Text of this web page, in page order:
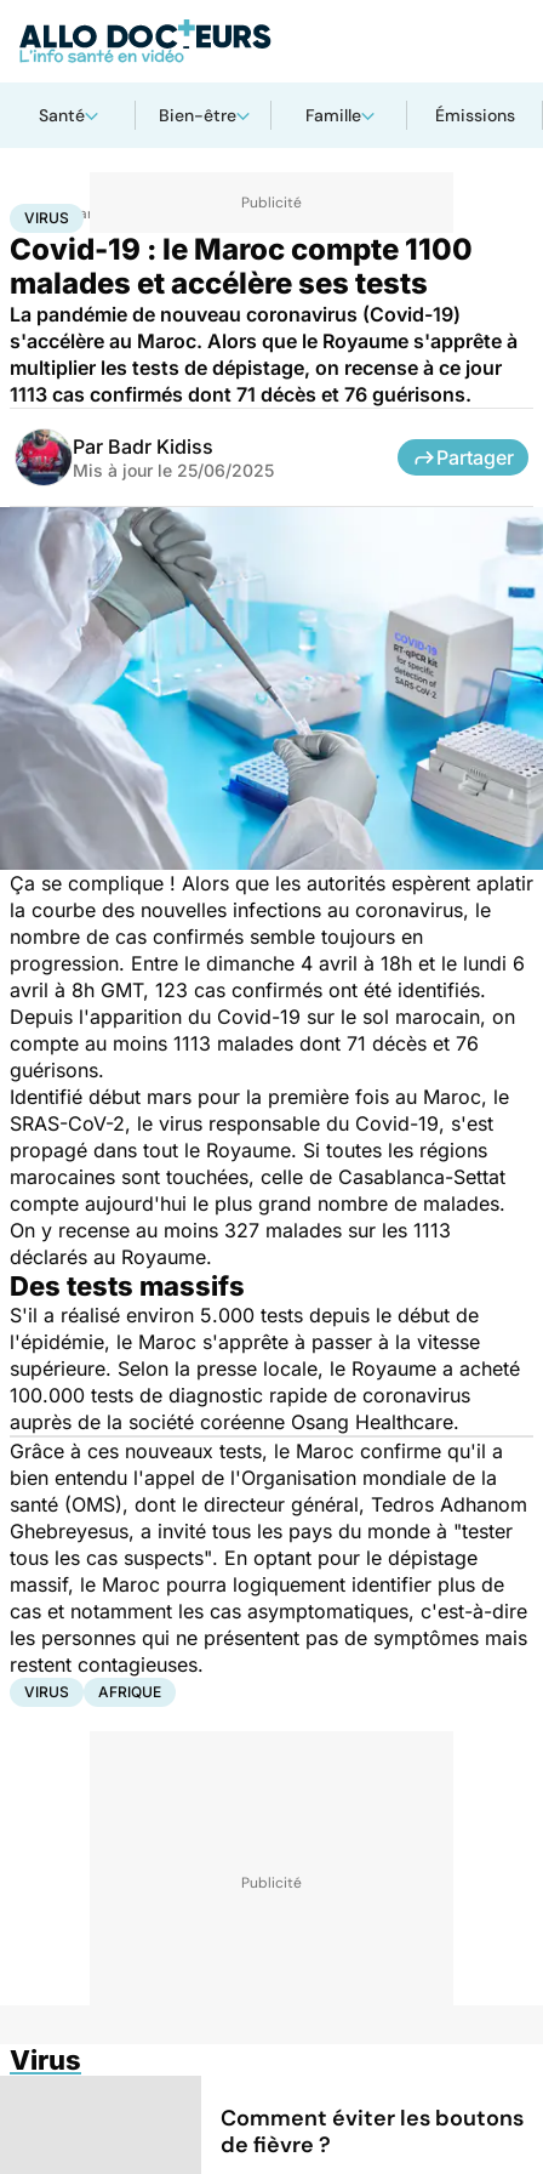
Santé Bien-être Famille Émissions
Accueil Santé Maladies infectieuses
VIRUS
Covid-19 : le Maroc compte 1100
malades et accélère ses tests
La pandémie de nouveau coronavirus (Covid-19)
s'accélère au Maroc. Alors que le Royaume s'apprête à
multiplier les tests de dépistage, on recense à ce jour
1113 cas confirmés dont 71 décès et 76 guérisons.
Par Badr Kidiss
Mis à jour le 25/06/2025
Partager
Ça se complique ! Alors que les autorités espèrent aplatir
la courbe des nouvelles infections au coronavirus, le
nombre de cas confirmés semble toujours en
progression. Entre le dimanche 4 avril à 18h et le lundi 6
avril à 8h GMT, 123 cas confirmés ont été identifiés.
Depuis l'apparition du Covid-19 sur le sol marocain, on
compte au moins 1113 malades dont 71 décès et 76
guérisons.
Identifié début mars pour la première fois au Maroc, le
SRAS-CoV-2, le virus responsable du Covid-19, s'est
propagé dans tout le Royaume. Si toutes les régions
marocaines sont touchées, celle de Casablanca-Settat
compte aujourd'hui le plus grand nombre de malades.
On y recense au moins 327 malades sur les 1113
déclarés au Royaume.
Des tests massifs
S'il a réalisé environ 5.000 tests depuis le début de
l'épidémie, le Maroc s'apprête à passer à la vitesse
supérieure. Selon la presse locale, le Royaume a acheté
100.000 tests de diagnostic rapide de coronavirus
auprès de la société coréenne Osang Healthcare.
Grâce à ces nouveaux tests, le Maroc confirme qu'il a
bien entendu l'appel de l'Organisation mondiale de la
santé (OMS), dont le directeur général, Tedros Adhanom
Ghebreyesus, a invité tous les pays du monde à "tester
tous les cas suspects". En optant pour le dépistage
massif, le Maroc pourra logiquement identifier plus de
cas et notamment les cas asymptomatiques, c'est-à-dire
les personnes qui ne présentent pas de symptômes mais
restent contagieuses.
VIRUS AFRIQUE
Virus
Comment éviter les boutons
de fièvre ?